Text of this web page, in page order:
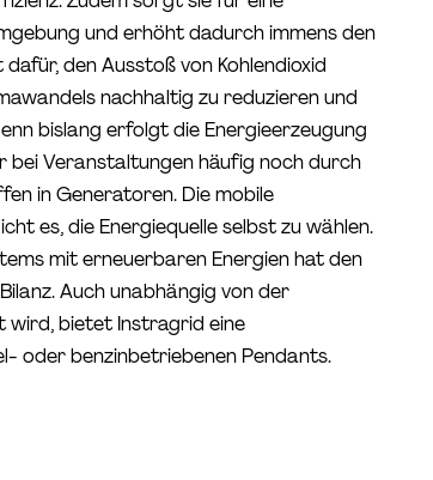
und erhöht dadurch immens den
den Ausstoß von Kohlendioxid
nachhaltig zu reduzieren und
bislang erfolgt die Energieerzeugung
bei Veranstaltungen häufig noch durch
in Generatoren. Die mobile
es, die Energiequelle selbst zu wählen.
mit erneuerbaren Energien hat den
Auch unabhängig von der
wird, bietet Instragrid eine
oder benzinbetriebenen Pendants.